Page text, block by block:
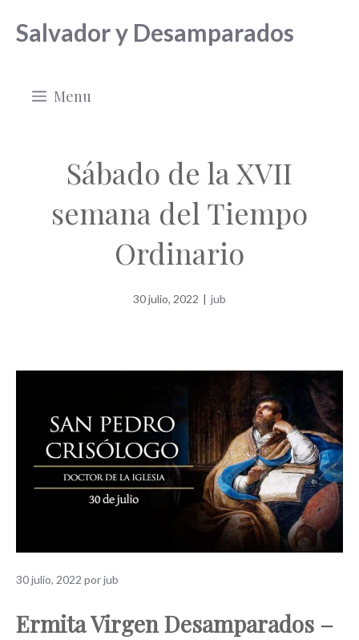
Salvador y Desamparados
Menu
Sábado de la XVII
semana del Tiempo
Ordinario
30 julio, 2022 | jub
30 julio, 2022 porjub
Ermita Virgen Desamparados –